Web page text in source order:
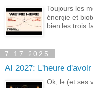
Toujours les
énergie et
bien les trois
7.17.2025
AI 2027: L'heure
Ok, le (et ses